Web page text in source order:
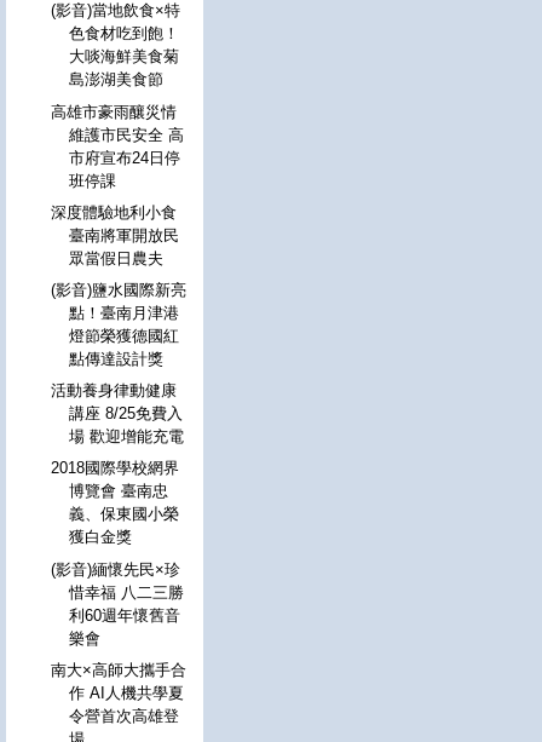
(影音)當地飲食×特
色食材吃到飽！
大啖海鮮美食菊
島澎湖美食節
高雄市豪雨釀災情
維護市民安全 高
市府宣布24日停
班停課
深度體驗地利小食
臺南將軍開放民
眾當假日農夫
(影音)鹽水國際新亮
點！臺南月津港
燈節榮獲德國紅
點傳達設計獎
活動養身律動健康
講座 8/25免費入
場 歡迎增能充電
2018國際學校網界
博覽會 臺南忠
義、保東國小榮
獲白金獎
(影音)緬懷先民×珍
惜幸福 八二三勝
利60週年懷舊音
樂會
南大×高師大攜手合
作 AI人機共學夏
令營首次高雄登